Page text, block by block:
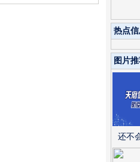
热点
图片
还不